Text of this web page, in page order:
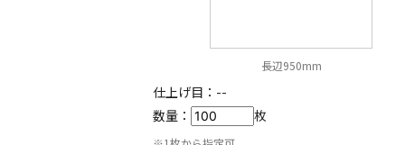
長辺950mm
仕上げ目： --
数量：
枚